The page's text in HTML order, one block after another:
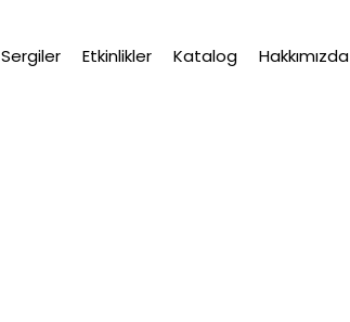
Sergiler Etkinlikler Katalog Hakkımızda